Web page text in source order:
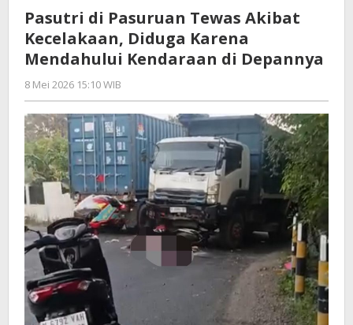
Tewas
Akibat
Kecelakaan,
Kendaraan
di
Depannya
Pasutri di Pasuruan Tewas Akibat
Kecelakaan, Diduga Karena
Mendahului Kendaraan di Depannya
8 Mei 2026 15:10 WIB
Faisal